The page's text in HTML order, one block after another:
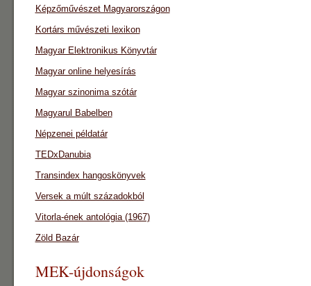
Képzőművészet Magyarországon
Kortárs művészeti lexikon
Magyar Elektronikus Könyvtár
Magyar online helyesírás
Magyar szinonima szótár
Magyarul Babelben
Népzenei példatár
TEDxDanubia
Transindex hangoskönyvek
Versek a múlt századokból
Vitorla-ének antológia (1967)
Zöld Bazár
MEK-újdonságok